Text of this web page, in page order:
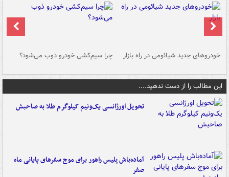
خودروهای جدید شیائومی در راه بازار چرا سیم‌کشی خودرو ذوب می‌شود؟
این مطالب را از دست ندهید....
تحویل اورژانسی یک‌ونیم کیلوگرم طلا به صاحبش
آماده‌باش پلیس راهور برای موج سفرهای پایانی ماه
صفر